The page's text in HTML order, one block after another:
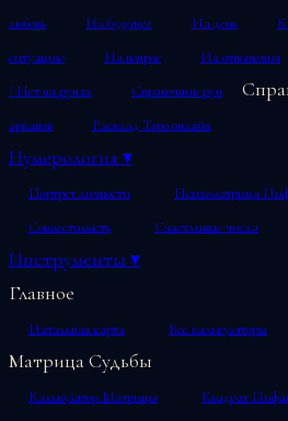
любовь
На будущее На день
ситуацию
На вопрос На отношения
/ Нет на рунах
Справочник рун
арканов
Расклад Таро онлайн
Нумерология ▾
Портрет личности Психоматрица
Совместимость
Счастливые числа
Инструменты ▾
Главное
Натальная карта Все калькуляторы
Матрица Судьбы
Калькулятор Матрицы Квадрат